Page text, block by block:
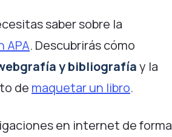
saber sobre la
APA. Descubrirás cómo
y bibliografíay la
de maquetar un libro.
en internet de forma